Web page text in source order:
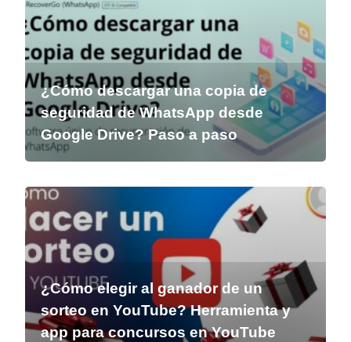
¿Cómo descargar una copia de
seguridad de WhatsApp desde
Google Drive? Paso a paso
¿Cómo elegir al ganador de un
sorteo en YouTube? Herramienta y
app para concursos en YouTube